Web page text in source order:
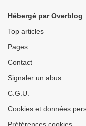
Hébergé par Overblog
Top articles
Pages
Contact
Signaler un abus
C.G.U.
Cookies et données